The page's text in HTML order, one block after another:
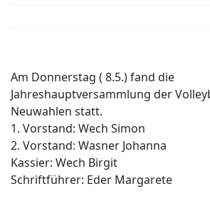
Am Donnerstag ( 8.5.) fand die
Jahreshauptversammlung der
Neuwahlen statt.
1. Vorstand: Wech Simon
2. Vorstand: Wasner Johanna
Kassier: Wech Birgit
Schriftführer: Eder Margarete